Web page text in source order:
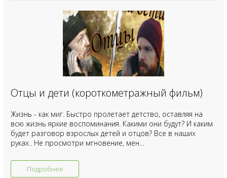
Отцы и дети (короткометражный фильм)
Жизнь - как миг. Быстро пролетает детство, оставляя на
всю жизнь яркие воспоминания. Какими они будут? И каким
будет разговор взрослых детей и отцов? Все в наших
руках.. Не просмотри мгновение, мен...
Подробнее